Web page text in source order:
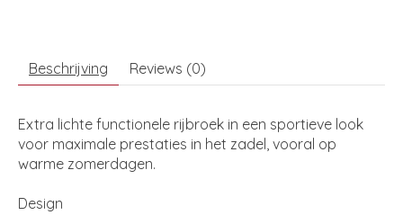
Beschrijving Reviews (0)
Extra lichte functionele rijbroek in een sportieve look
voor maximale prestaties in het zadel, vooral op
warme zomerdagen.
Design